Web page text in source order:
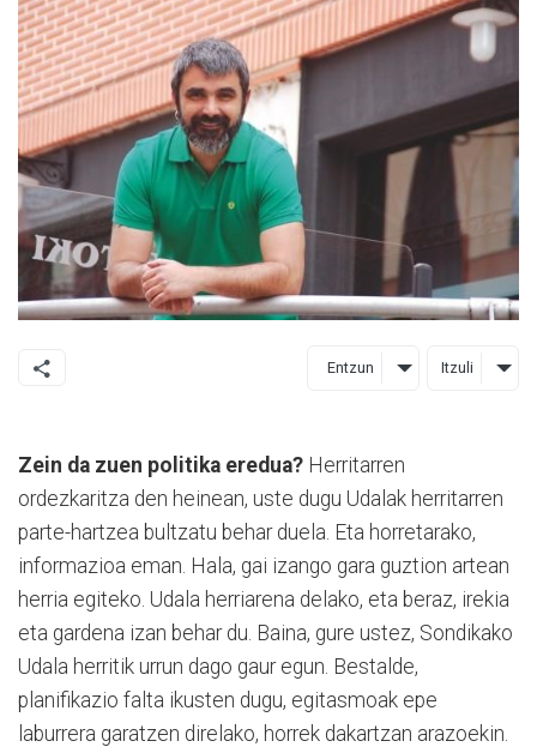
Entzun Itzuli
Zein da zuen politika eredua? Herritarren
ordezkaritza den heinean, uste dugu Udalak herritarren
parte-hartzea bultzatu behar duela. Eta horretarako,
informazioa eman. Hala, gai izango gara guztion artean
herria egiteko. Udala herriarena delako, eta beraz, irekia
eta gardena izan behar du. Baina, gure ustez, Sondikako
Udala herritik urrun dago gaur egun. Bestalde,
planifikazio falta ikusten dugu, egitasmoak epe
laburrera garatzen direlako, horrek dakartzan arazoekin.